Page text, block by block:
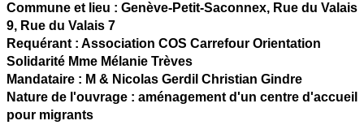
Commune et lieu : Genève-Petit-Saconnex, Rue du Valais
9, Rue du Valais 7
Requérant : Association COS Carrefour Orientation
Solidarité Mme Mélanie Trèves
Mandataire : M & Nicolas Gerdil Christian Gindre
Nature de l'ouvrage : aménagement d'un centre d'accueil
pour migrants